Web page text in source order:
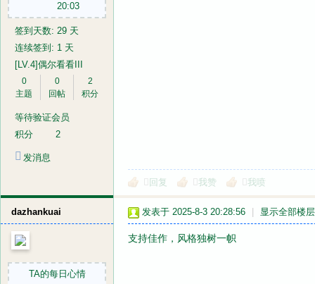
20:03
签到天数: 29 天
连续签到: 1 天
[LV.4]偶尔看看III
0
主题
0
回帖
2
积分
等待验证会员
积分
2
发消息
回复 我赞 我喷
dazhankuai
TA的每日心情
发表于 2025-8-3 20:28:56 显示全部楼层
支持佳作，风格独树一帜